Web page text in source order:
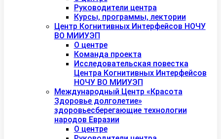
Руководители центра
Курсы, программы, лектории
Центр Когнитивных Интерфейсов НОЧУ
ВО МИИУЭП
О центре
Команда проекта
Исследовательская повестка
Центра Когнитивных Интерфейсов
НОЧУ ВО МИИУЭП
Международный Центр «Красота
Здоровье долголетие»
здоровьесберегающие технологии
народов Евразии
О центре